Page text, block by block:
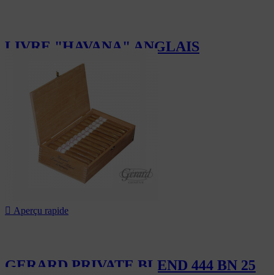
LIVRE "HAVANA" ANGLAIS
 Aperçu rapide
GERARD PRIVATE BLEND 444 BN 25